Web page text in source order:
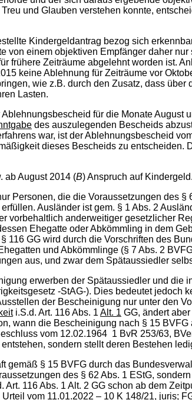
und Glauben verstehen konnte,
Kindergeldantrag bezog sich
von einem objektiven Empfänger daher
frühere Zeiträume abgelehnt worden ist.
keine Ablehnung für Zeiträume vor
wie z.B. durch den Zusatz, dass
Lasten.
für die Monate
des auszulegenden Bescheids
war, ist der Ablehnungsbescheid
dieses Bescheids zu
ab August 2014 (B) Anspruch auf
Personen, die die Voraussetzungen des
Ausländer ist gem. § 1 Abs. 2
vorbehaltlich anderweitiger gesetzlicher
Ehegatte oder Abkömmling in dem
116 GG wird durch die Vorschriften des
und Abkömmlinge (§ 7 Abs. 2
aus, und zwar dem Spätaussiedler
erwerben der Spätaussiedler und
-StAG-). Dies bedeutet
der Bescheinigung nur unter den
i.S.d. Art. 116 Abs. 1 Alt. 1 GG, ändert
wann die Bescheinigung nach § 15
vom 12.02.1964 1 BvR 253/63,
sondern stellt deren Bestehen
gemäß § 15 BVFG durch das
des § 62 Abs. 1 EStG,
Art. 116 Abs. 1 Alt. 2 GG schon ab dem
vom 11.01.2022 – 10 K 148/21, juris;